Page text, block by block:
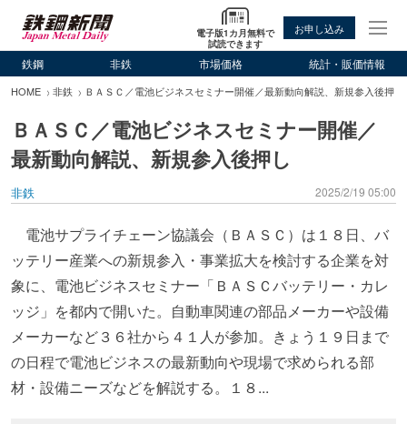
電子版1カ月無料で
試読できます
お申し込み
鉄鋼 非鉄 市場価格 統計・販価情報
HOME 非鉄 ＢＡＳＣ／電池ビジネスセミナー開催／最新動向解説、新規参入後押し
ＢＡＳＣ／電池ビジネスセミナー開催／
最新動向解説、新規参入後押し
非鉄 2025/2/19 05:00
電池サプライチェーン協議会（ＢＡＳＣ）は１８日、バ
ッテリー産業への新規参入・事業拡大を検討する企業を対
象に、電池ビジネスセミナー「ＢＡＳＣバッテリー・カレ
ッジ」を都内で開いた。自動車関連の部品メーカーや設備
メーカーなど３６社から４１人が参加。きょう１９日まで
の日程で電池ビジネスの最新動向や現場で求められる部
材・設備ニーズなどを解説する。１８...